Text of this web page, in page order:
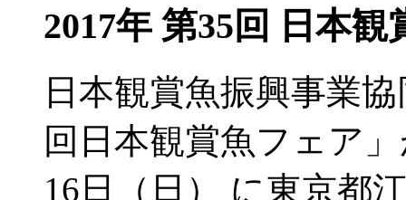
2017年 第35回 日本
日本観賞魚振興事業
回日本観賞魚フェア
16日（日） に東京都